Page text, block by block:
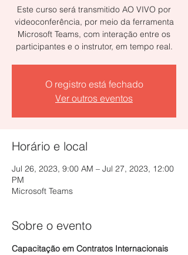
Este curso será transmitido AO VIVO por
videoconferência, por meio da ferramenta
Microsoft Teams, com interação entre os
participantes e o instrutor, em tempo real.
O registro está fechado
Ver outros eventos
Horário e local
Jul 26, 2023, 9:00 AM – Jul 27, 2023, 12:00
PM
Microsoft Teams
Sobre o evento
Capacitação em Contratos Internacionais